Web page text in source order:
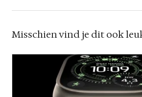
Misschien vind je dit ook